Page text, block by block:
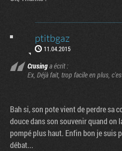
ptitbgaz
11.04.2015
Crusinga écrit :
Ex, Déjà fait, trop facile en plus,
Bah si, son pote vient de perdre sa
douce dans son souvenir quand on
pompé plus haut. Enfin bon je suis
débat...